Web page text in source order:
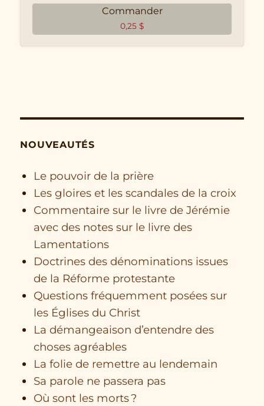
Commander
0,25 $
NOUVEAUTÉS
Le pouvoir de la prière
Les gloires et les scandales de la croix
Commentaire sur le livre de Jérémie
avec des notes sur le livre des
Lamentations
Doctrines des dénominations issues
de la Réforme protestante
Questions fréquemment posées sur
les Églises du Christ
La démangeaison d’entendre des
choses agréables
La folie de remettre au lendemain
Sa parole ne passera pas
Où sont les morts ?